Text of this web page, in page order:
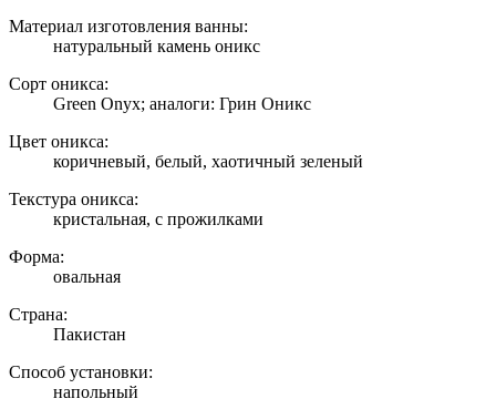
Материал изготовления ванны:
натуральный камень оникс
Сорт оникса:
Green Onyx; аналоги: Грин Оникс
Цвет оникса:
коричневый, белый, хаотичный зеленый
Текстура оникса:
кристальная, с прожилками
Форма:
овальная
Страна:
Пакистан
Способ установки:
напольный